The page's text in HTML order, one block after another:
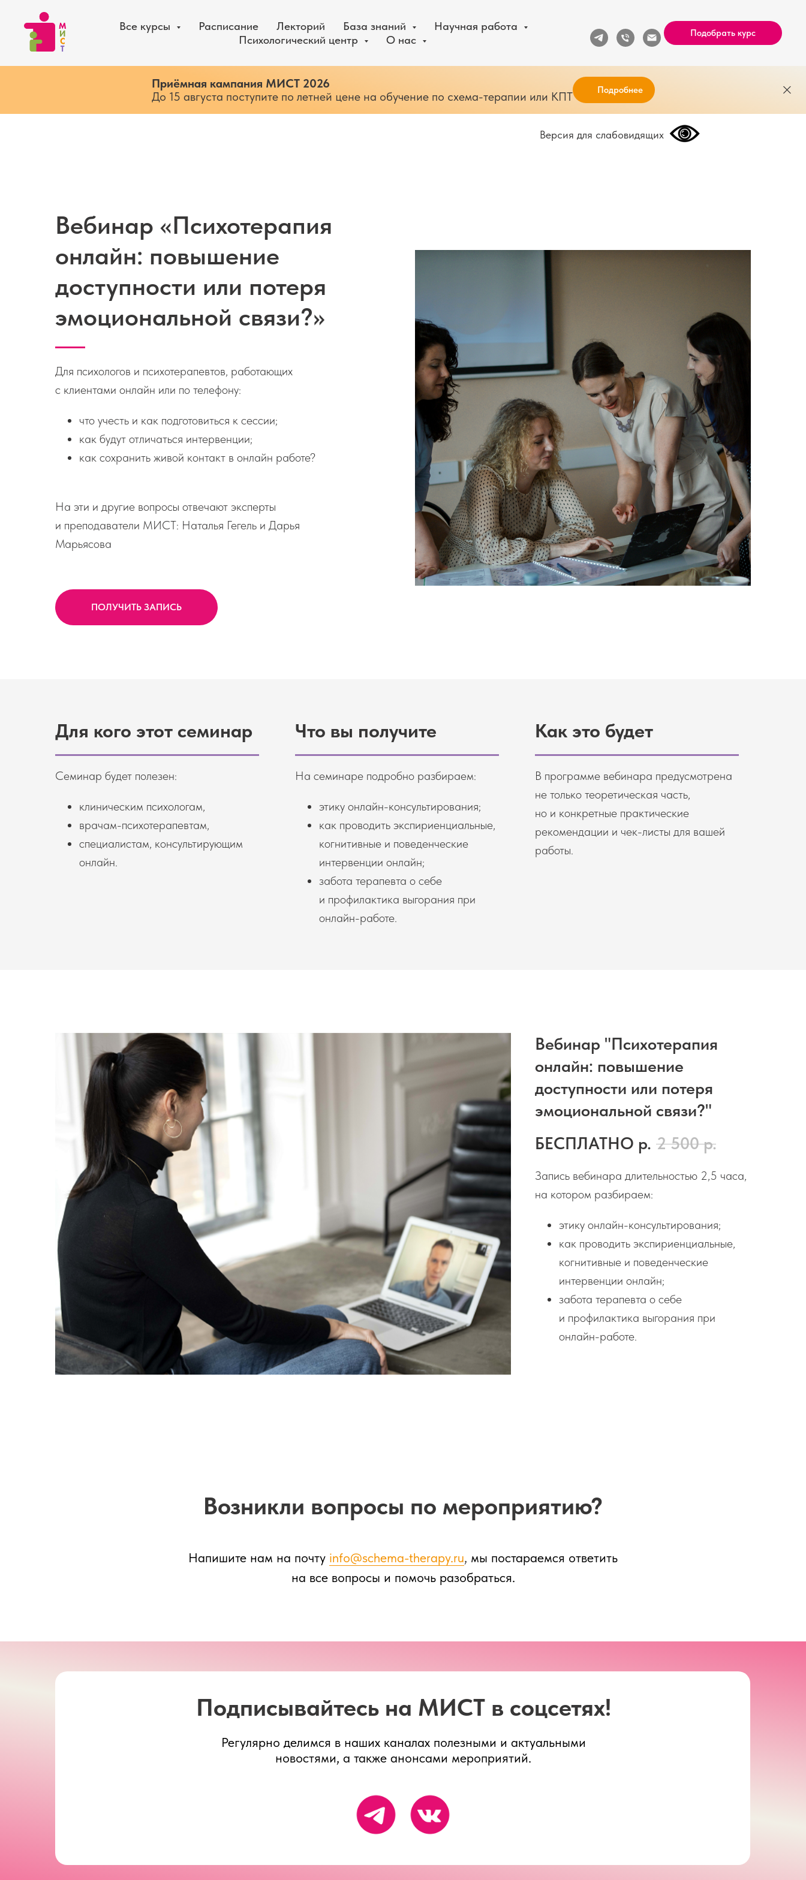
Все курсы Расписание Лекторий База знаний
Научная работа
Психологический центр
О нас
Подобрать курс
Приёмная кампания МИСТ 2026
До 15 августа поступите по летней цене на обучение по схема-терапии или КПТ
Подробнее
Версия для слабовидящих
Вебинар «Психотерапия
онлайн: повышение
доступности или потеря
эмоциональной связи?»
Для психологов и психотерапевтов, работающих
с клиентами онлайн или по телефону:
что учесть и как подготовиться к сессии;
как будут отличаться интервенции;
как сохранить живой контакт в онлайн работе?
На эти и другие вопросы отвечают эксперты
и преподаватели МИСТ: Наталья Гегель и Дарья
Марьясова
ПОЛУЧИТЬ ЗАПИСЬ
Для кого этот семинар
Семинар будет полезен:
клиническим психологам,
врачам-психотерапевтам,
специалистам, консультирующим
онлайн.
Что вы получите
На семинаре подробно разбираем:
этику онлайн-консультирования;
как проводить экспириенциальные,
когнитивные и поведенческие
интервенции онлайн;
забота терапевта о себе
и профилактика выгорания при
онлайн-работе.
Как это будет
В программе вебинара предусмотрена
не только теоретическая часть,
но и конкретные практические
рекомендации и чек-листы для вашей
работы.
Вебинар "Психотерапия
онлайн: повышение
доступности или потеря
эмоциональной связи?"
БЕСПЛАТНО р. 2 500 р.
Запись вебинара длительностью 2,5 часа,
на котором разбираем:
этику онлайн-консультирования;
как проводить экспириенциальные,
когнитивные и поведенческие
интервенции онлайн;
забота терапевта о себе
и профилактика выгорания при
онлайн-работе.
Возникли вопросы по мероприятию?
Напишите нам на почту info@schema-therapy.ru, мы постараемся ответить
на все вопросы и помочь разобраться.
Подписывайтесь на МИСТ в соцсетях!
Регулярно делимся в наших каналах полезными и актуальными
новостями, а также анонсами мероприятий.